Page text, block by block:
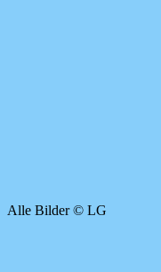
Alle Bilder © LG